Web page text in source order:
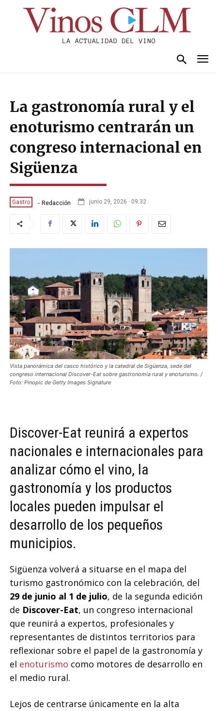
La gastronomía rural y el
enoturismo centrarán un
congreso internacional en
Sigüenza
Gastro - Redacción junio 29, 2026 · 09:32
Vista panorámica del casco histórico y la catedral de Sigüenza, sede del
congreso internacional Discover-Eat sobre gastronomía rural y enoturismo. /
Foto: Pinopic de Getty Images Signature
Discover-Eat reunirá a expertos
nacionales e internacionales para
analizar cómo el vino, la
gastronomía y los productos
locales pueden impulsar el
desarrollo de los pequeños
municipios.
Sigüenza volverá a situarse en el mapa del
turismo gastronómico con la celebración, del
29 de junio al 1 de julio, de la segunda edición
de Discover-Eat, un congreso internacional
que reunirá a expertos, profesionales y
representantes de distintos territorios para
reflexionar sobre el papel de la gastronomía y
el enoturismo como motores de desarrollo en
el medio rural.
Lejos de centrarse únicamente en la alta